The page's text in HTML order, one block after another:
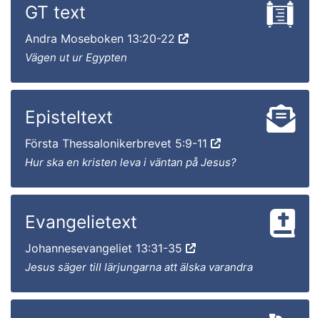
GT text
Andra Moseboken 13:20-22
Vägen ut ur Egypten
Episteltext
Första Thessalonikerbrevet 5:9-11
Hur ska en kristen leva i väntan på Jesus?
Evangelietext
Johannesevangeliet 13:31-35
Jesus säger till lärjungarna att älska varandra